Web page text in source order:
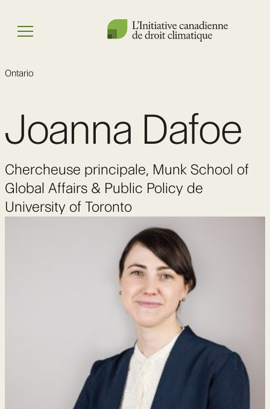
content
Menu
Ontario
Joanna Dafoe
Chercheuse principale, Munk School of
Global Affairs & Public Policy de
University of Toronto